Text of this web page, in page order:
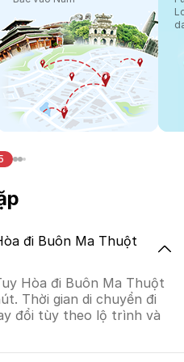
đi Buôn Ma Thuột
Hòa đi Buôn Ma Thuột
Thời gian di chuyển đi
đổi tùy theo lộ trình và